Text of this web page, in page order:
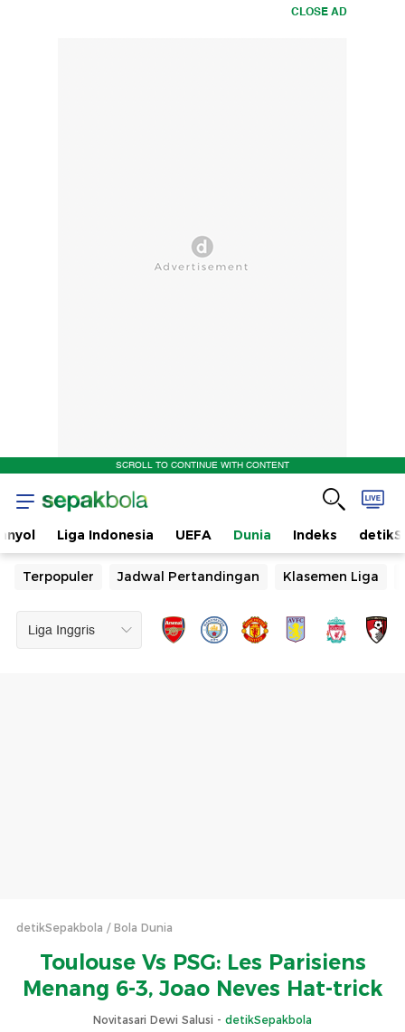
CLOSE AD
SCROLL TO CONTINUE WITH CONTENT
Liga Indonesia UEFA Dunia Indeks
Terpopuler Jadwal Pertandingan Klasemen Liga
detikSepakbola Bola Dunia
Toulouse Vs PSG: Les Parisiens
Menang 6-3, Joao Neves Hat-trick
Novitasari Dewi Salusi - detikSepakbola